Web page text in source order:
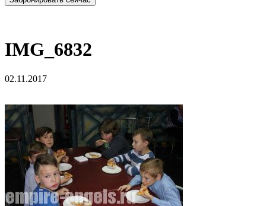
IMG_6832
02.11.2017